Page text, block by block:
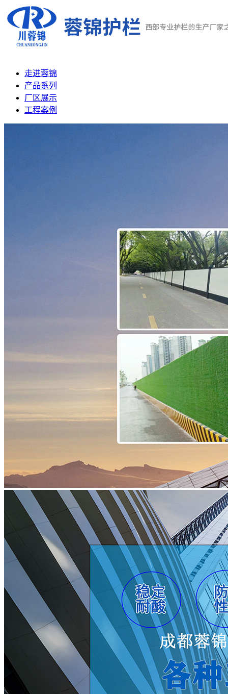
走进蓉锦
产品系列
厂区展示
工程案例